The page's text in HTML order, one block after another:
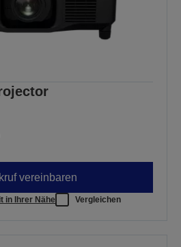
vereinbaren
in Ihrer Nähe Vergleichen